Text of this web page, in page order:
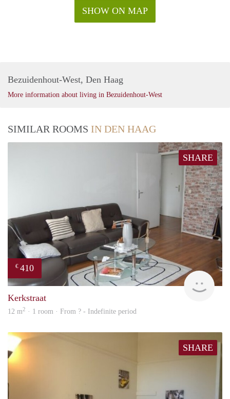
SHOW ON MAP
Bezuidenhout-West, Den Haag
More information about living in Bezuidenhout-West
SIMILAR ROOMS IN DEN HAAG
SHARE
€ 410
Kerkstraat
12 m2 · 1 room · From ? - Indefinite period
SHARE